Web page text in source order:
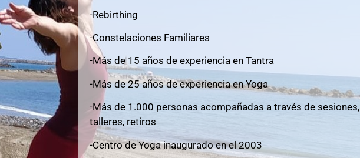
-Rebirthing
-Constelaciones Familiares
-Más de 15 años de experiencia en Tantra
-Más de 25 años de experiencia en Yoga
-Más de 1.000 personas acompañadas a través de sesiones,
talleres, retiros
-Centro de Yoga inaugurado en el 2003